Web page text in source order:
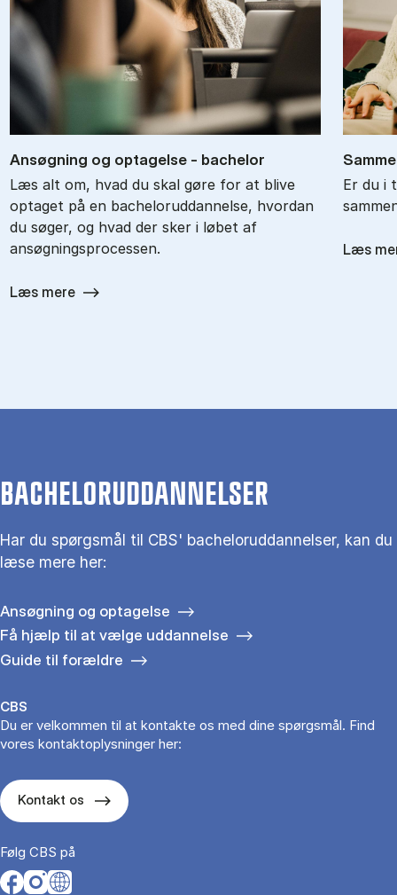
An­søg­ning og op­ta­gel­se - ba­chel­or
Læs alt om, hvad du skal gøre for at blive
optaget på en bacheloruddannelse, hvordan
du søger, og hvad der sker i løbet af
ansøgningsprocessen.
Læs mere
Er du i
Læs
BACHELORUDDANNELSER
Har du spørgsmål til CBS' bacheloruddannelser, kan du
læse mere her:
Ansøgning og optagelse
Få hjælp til at vælge uddannelse
Guide til forældre
CBS
Du er velkommen til at kontakte os med dine spørgsmål. Find
vores kontaktoplysninger her:
Kontakt os
Følg CBS på
Opens in a new tab
Opens in a new tab
Opens in a new tab